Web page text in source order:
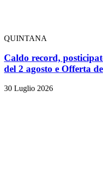
QUINTANA
Caldo record,
del 2 agosto e Offerta
30 Luglio 2026